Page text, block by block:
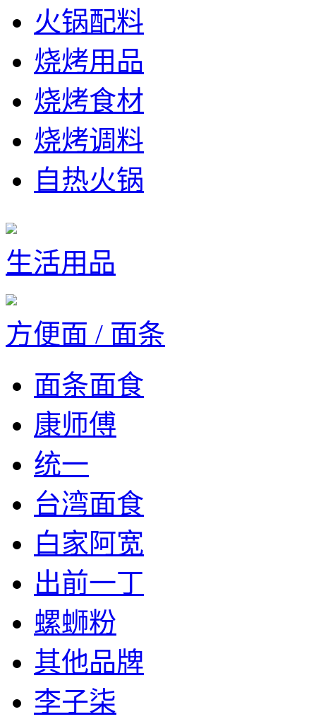
火锅配料
烧烤用品
烧烤食材
烧烤调料
自热火锅
生活用品
方便面 / 面条
面条面食
康师傅
统一
台湾面食
白家阿宽
出前一丁
螺蛳粉
其他品牌
李子柒